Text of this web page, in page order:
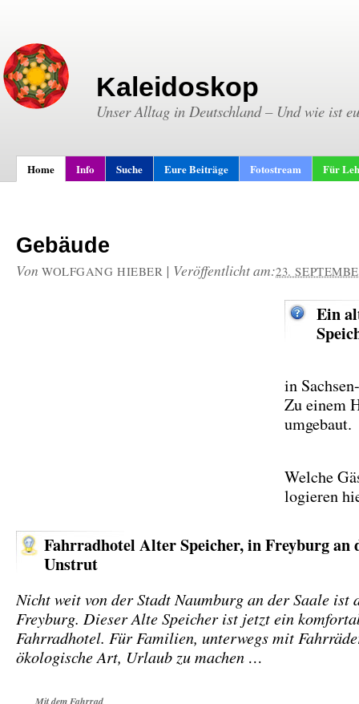
Kaleidoskop
Unser Alltag in Deutschland – Und wie ist
Home Info Suche Eure Beiträge Fotostream Für
Gebäude
Von WOLFGANG HIEBER | Veröffentlicht am:23.
Ein
in
Zu einem
umgebaut.
Welche
logieren
Fahrradhotel Alter Speicher, in Freyburg an
Unstrut
Nicht weit von der Stadt Naumburg an der Saale ist
Freyburg. Dieser Alte Speicher ist jetzt ein
Fahrradhotel. Für Familien, unterwegs mit
ökologische Art, Urlaub zu machen …
Mit dem Fahrrad